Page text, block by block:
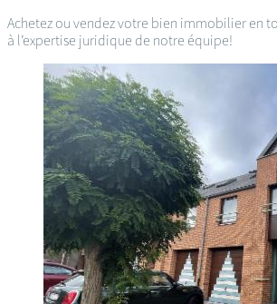
Achetez ou vendez votre bien immobilier en
à l’expertise juridique de notre équipe!